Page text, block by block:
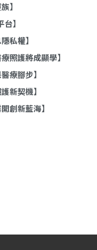
台
私權
照護將成顯學
療腳步
新契機
創新藍海